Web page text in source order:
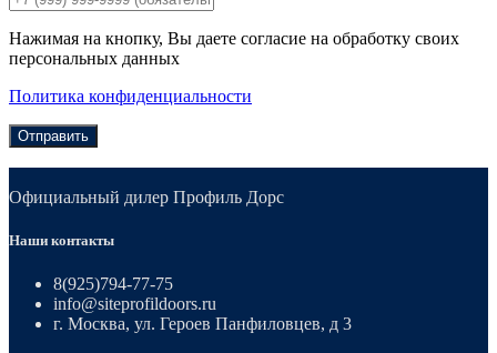
Нажимая на кнопку, Вы даете согласие на обработку своих
персональных данных
Политика конфиденциальности
Отправить
Официальный дилер Профиль Дорс
Наши контакты
8(925)794-77-75
info@siteprofildoors.ru
г. Москва, ул. Героев Панфиловцев, д 3